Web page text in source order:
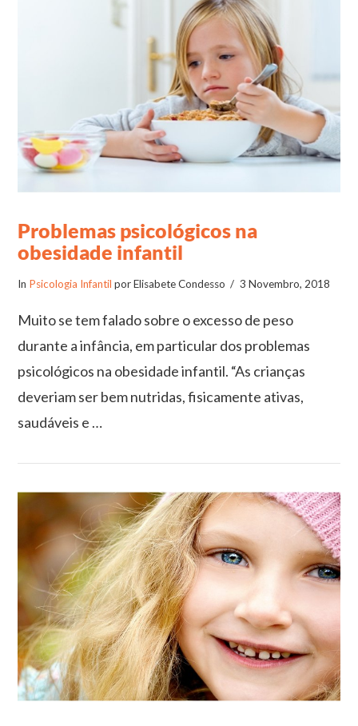
VIEW POST
VIEW POST
Problemas psicológicos na
obesidade infantil
In Psicologia Infantil por Elisabete Condesso 3 Novembro, 2018
Muito se tem falado sobre o excesso de peso
durante a infância, em particular dos problemas
psicológicos na obesidade infantil. “As crianças
deveriam ser bem nutridas, fisicamente ativas,
saudáveis e …